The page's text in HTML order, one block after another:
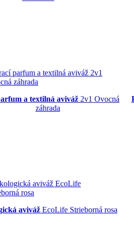
a textilná aviváž 2v1 Ovocná
záhrada
avivážEcoLife Strieborná rosa